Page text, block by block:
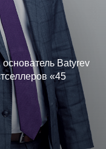
Batyrev
«45